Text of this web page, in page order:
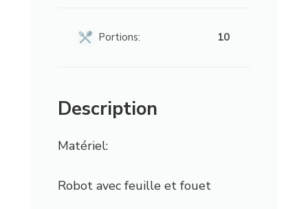
Portions: 10
Description
Matériel:
Robot avec feuille et fouet